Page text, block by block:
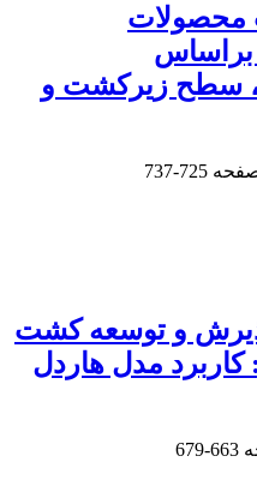
محصولات
سطح زیرکشت و
725-737
و توسعه کشت
کاربرد مدل هاردل
663-679